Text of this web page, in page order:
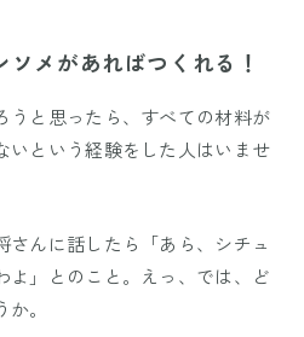
メがあればつくれる！
うと思ったら、すべての材料が
いという経験をした人はいませ
さんに話したら「あら、シチュ
よ」とのこと。えっ、では、ど
。